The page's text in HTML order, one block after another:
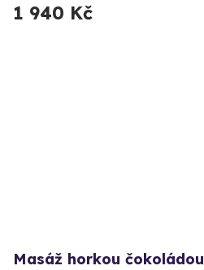
1 940 Kč
Masáž horkou čokoládou